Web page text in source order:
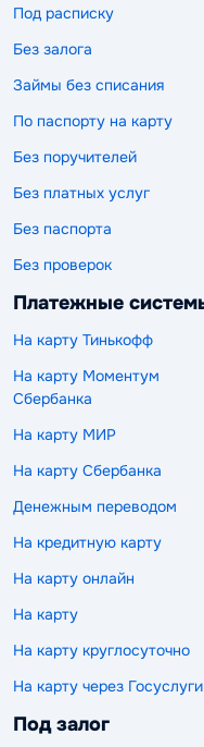
Под расписку
Без залога
Займы без списания
По паспорту на карту
Без поручителей
Без платных услуг
Без паспорта
Без проверок
Платежные
На карту Тинькофф
На карту Моментум
Сбербанка
На карту МИР
На карту Сбербанка
Денежным переводом
На кредитную карту
На карту онлайн
На карту
На карту круглосуточно
На карту через Госуслуги
Под залог